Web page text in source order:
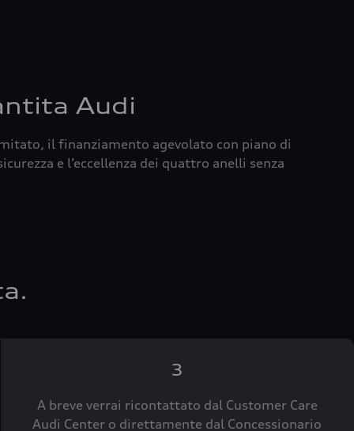
Audi
il finanziamento agevolato con piano di
e l’eccellenza dei quattro anelli senza
3
A breve verrai ricontattato dal Customer Care
Audi Center o direttamente dal Concessionario